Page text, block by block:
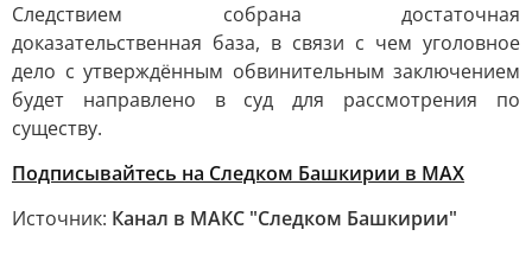
Следствием собрана достаточная
доказательственная база, в связи с чем уголовное
дело с утверждённым обвинительным заключением
будет направлено в суд для рассмотрения по
существу.
Подписывайтесь на Следком Башкирии в MAX
Источник: Канал в МАКС "Следком Башкирии"